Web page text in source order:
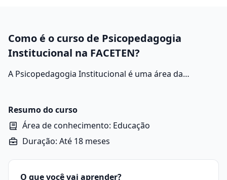
Como é o curso de Psicopedagogia
Institucional na FACETEN?
A Psicopedagogia Institucional é uma área da
no âmbito de instituições, como escolas, empresas,
hospitais e organizações sociais.
Resumo do curso
Área de conhecimento: Educação
Duração: Até 18 meses
O que você vai aprender?